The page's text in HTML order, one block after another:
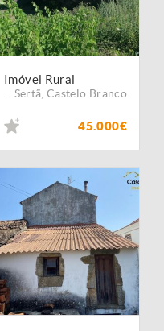
Imóvel Rural
Sertã ,Castelo Branco
45.000€